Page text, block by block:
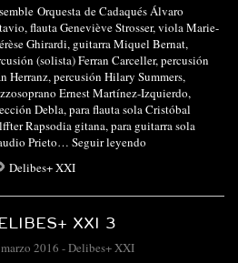
Orquesta de Cadaqués Álvaro
flauta Geneviève Strosser, viola Marie-
Ghirardi, guitarra Miquel Bernat,
(solista) Ferran Carceller, percusión
Herranz, percusión Hilary Summers,
Ernest Martínez-Izquierdo,
Debla, para flauta sola Cristóbal
Rapsodia gitana, para guitarra sola
Prieto… Seguir leyendo
Delibes+ XXI
XXI 3
2016 -Delibes+ XXI